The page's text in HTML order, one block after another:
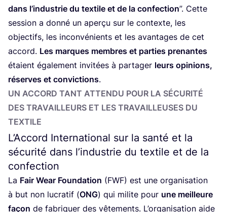
dans l’industrie du tex­tile et de la confec­tion”. Cette
ses­sion a don­né un aper­çu sur le contexte, les
objec­tifs, les incon­vé­nients et les avan­tages de cet
accord. Les marques membres et par­ties pre­nantes
étaient éga­le­ment invi­tées à par­ta­ger leurs opi­nions,
réserves et convic­tions.
UN ACCORD TANT ATTEN­DU POUR LA SÉCU­RI­TÉ
DES TRA­VAILLEURS ET LES TRA­VAILLEUSES DU
TEXTILE
L’Accord International sur la santé et la
sécurité dans l’industrie du textile et de la
confection
La Fair Wear Foun­da­tion (FWF) est une orga­ni­sa­tion
à but non lucra­tif (ONG) qui milite pour une meilleure
façon de fabri­quer des vête­ments. L’organisation aide